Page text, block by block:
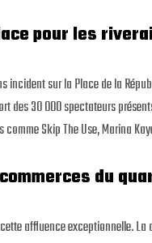
pour les
incident sur la Place de la
des 30 000 spectateurs
Skip The Use, Marina
du
affluence exceptionnelle.